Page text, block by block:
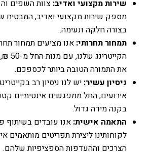
שירות מקצועי ואדיב: צוות השפים
מספק שירות מקצועי ואדיב, המבטיח
בצורה חלקה ונעימה.
תמחור תחרותי: אנו מציעים תמחור
את התמורה הטובה ביותר לכספכם.
ניסיון עשיר: יש לנו ניסיון רב
אירועים, החל ממפגשים אינטימיים
בקנה מידה גדול.
התאמה אישית: אנו עובדים בשיתוף
לקוחותינו ליצירת תפריטים מותאמים
הצרכים וההעדפות הספציפיות שלהם.